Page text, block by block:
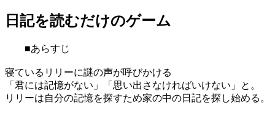
日記を読むだけのゲーム
■あらすじ
寝ているリリーに謎の声が呼びかける
「君には記憶がない」「思い出さなければいけない」と。
リリーは自分の記憶を探すため家の中の日記を探し始める。